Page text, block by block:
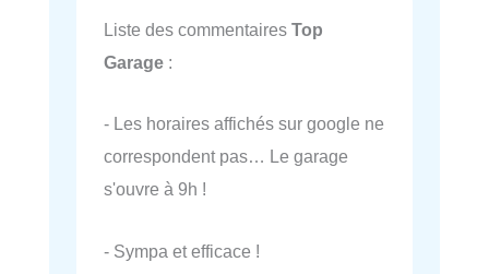
Liste des commentaires Top
Garage :
- Les horaires affichés sur google ne
correspondent pas… Le garage
s'ouvre à 9h !
- Sympa et efficace !